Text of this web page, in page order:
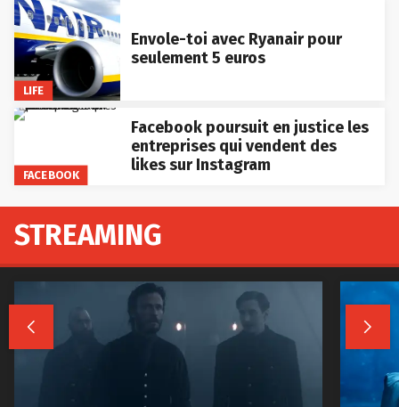
LIFE
Envole-toi avec Ryanair pour
seulement 5 euros
FACEBOOK
Facebook poursuit en justice les
entreprises qui vendent des
likes sur Instagram
STREAMING
 